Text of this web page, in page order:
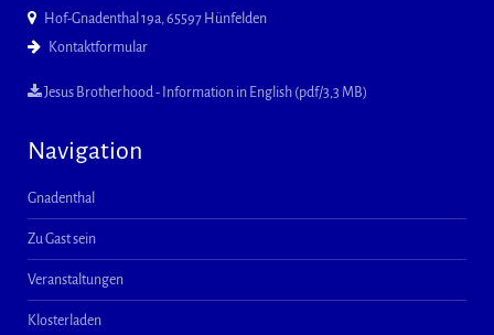
Hof-Gnadenthal 19a, 65597 Hünfelden
Kontaktformular
Jesus Brotherhood - Information in English (pdf/3,3 MB)
Navigation
Gnadenthal
Zu Gast sein
Veranstaltungen
Klosterladen